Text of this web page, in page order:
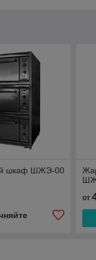
шкаф ШЖЭ-00
от